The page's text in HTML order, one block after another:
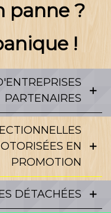
panne ?
!
PARTENAIRES
EN
PROMOTION
DÉTACHÉES